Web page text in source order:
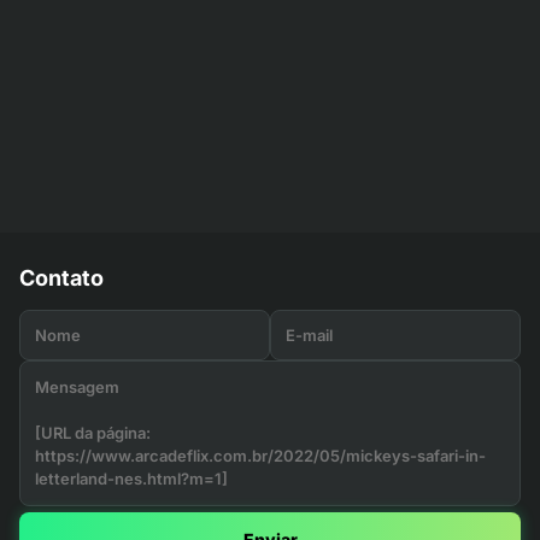
Contato